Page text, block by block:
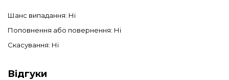
Шанс випадання: Ні
Поповнення або повернення: Ні
Скасування: Ні
Відгуки